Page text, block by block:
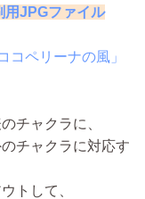
用JPGファイル
コペリーナの風」
チャクラに、
チャクラに対応す
トして、